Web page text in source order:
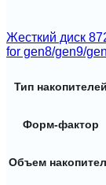
Жесткий диск
for gen8/gen9/
Тип накопителей
Форм-фактор
Объем